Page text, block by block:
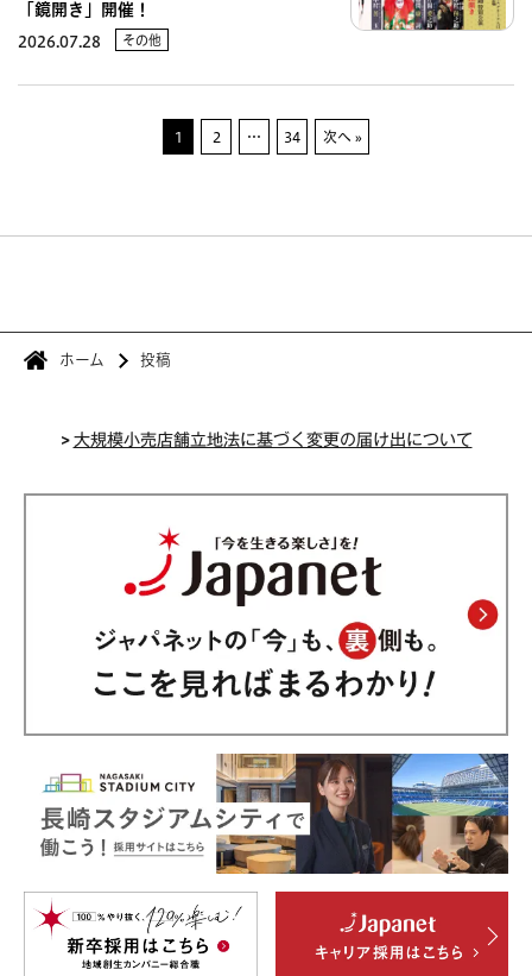
「鏡開き」開催！
2026.07.28 その他
1 2 … 34 次へ »
ホーム 投稿
>大規模小売店舗立地法に基づく変更の届け出について